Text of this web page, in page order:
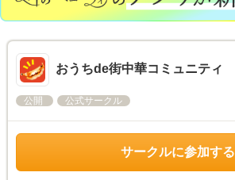
おうちde街中華コミュニティ
公開 公式サークル
サークルに参加する